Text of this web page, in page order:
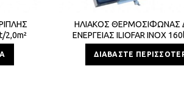
2,0m²
ΗΛΙΑΚΟΣ ΘΕΡΜΟΣΙΦΩΝΑΣ
ΕΝΕΡΓΕΙΑΣ ILIOFAR INOX
ΔΙΑΒΆΣΤΕ